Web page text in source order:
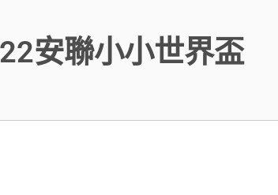
安聯小小世界盃